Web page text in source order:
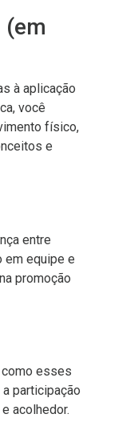
(em
à aplicação
você
físico,
e
entre
em equipe e
promoção
esses
participação
acolhedor.